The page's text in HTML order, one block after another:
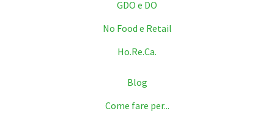
GDO e DO
No Food e Retail
Ho.Re.Ca.
Blog
Come fare per...